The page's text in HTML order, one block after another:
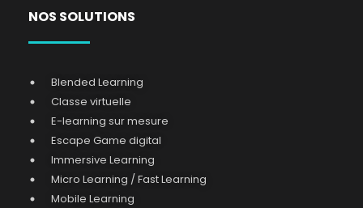
NOS SOLUTIONS
Blended Learning
Classe virtuelle
E-learning sur mesure
Escape Game digital
Immersive Learning
Micro Learning / Fast Learning
Mobile Learning